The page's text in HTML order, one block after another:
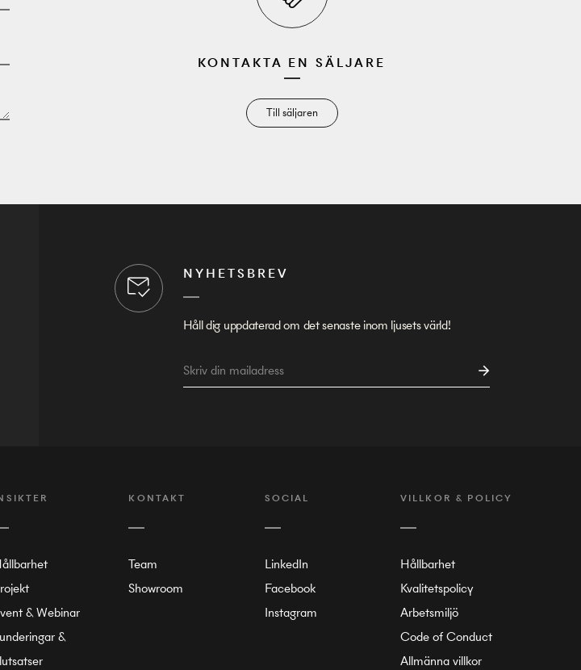
KONTAKTA EN SÄLJARE
Till säljaren
NYHETSBREV
Håll dig uppdaterad om det senaste inom ljusets värld!
& Webinar
&
KONTAKT
Team
Showroom
SOCIAL
LinkedIn
Facebook
Instagram
VILLKOR & POLICY
Hållbarhet
Kvalitetspolicy
Arbetsmiljö
Code of Conduct
Allmänna villkor